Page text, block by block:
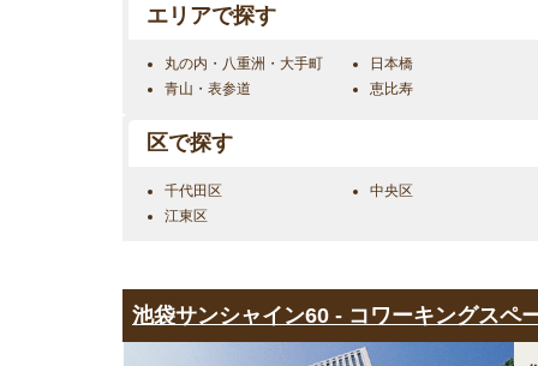
エリアで探す
丸の内・八重洲・大手町
日本橋
青山・表参道
恵比寿
区で探す
千代田区
中央区
江東区
池袋サンシャイン60 - コワーキングスペ